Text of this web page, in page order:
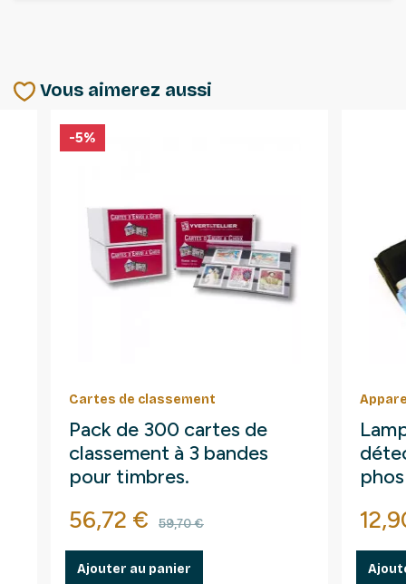
Vous aimerez aussi
Cartes de classement
Pack de 300 cartes de
classement à 3 bandes
pour timbres.
Prix
56,72 € Prix de base
59,70 €
-5%
Ajouter au panier
Prix